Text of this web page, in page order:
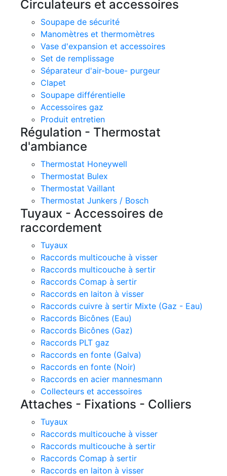
Circulateurs et accessoires
Soupape de sécurité
Manomètres et thermomètres
Vase d'expansion et accessoires
Set de remplissage
Séparateur d'air-boue- purgeur
Clapet
Soupape différentielle
Accessoires gaz
Produit entretien
Régulation - Thermostat
d'ambiance
Thermostat Honeywell
Thermostat Bulex
Thermostat Vaillant
Thermostat Junkers / Bosch
Tuyaux - Accessoires de
raccordement
Tuyaux
Raccords multicouche à visser
Raccords multicouche à sertir
Raccords Comap à sertir
Raccords en laiton à visser
Raccords cuivre à sertir Mixte (Gaz - Eau)
Raccords Bicônes (Eau)
Raccords Bicônes (Gaz)
Raccords PLT gaz
Raccords en fonte (Galva)
Raccords en fonte (Noir)
Raccords en acier mannesmann
Collecteurs et accessoires
Attaches - Fixations - Colliers
Tuyaux
Raccords multicouche à visser
Raccords multicouche à sertir
Raccords Comap à sertir
Raccords en laiton à visser